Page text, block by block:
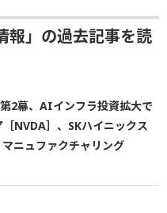
報」の過去記事を読
2幕、AIインフラ投資拡大で
NVDA］、SKハイニックス
マニュファクチャリング